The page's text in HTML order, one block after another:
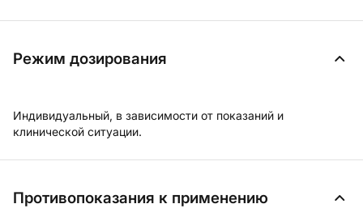
Режим дозирования
Индивидуальный, в зависимости от показаний и
клинической ситуации.
Противопоказания к применению